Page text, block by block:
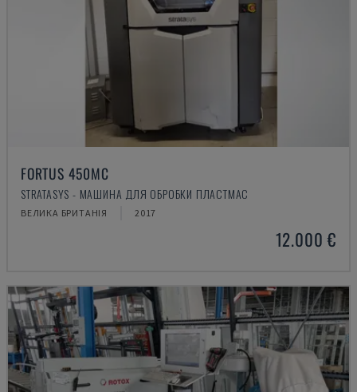
FORTUS 450MC
STRATASYS - МАШИНА ДЛЯ ОБРОБКИ ПЛАСТМАС
ВЕЛИКА БРИТАНІЯ 2017
12.000 €